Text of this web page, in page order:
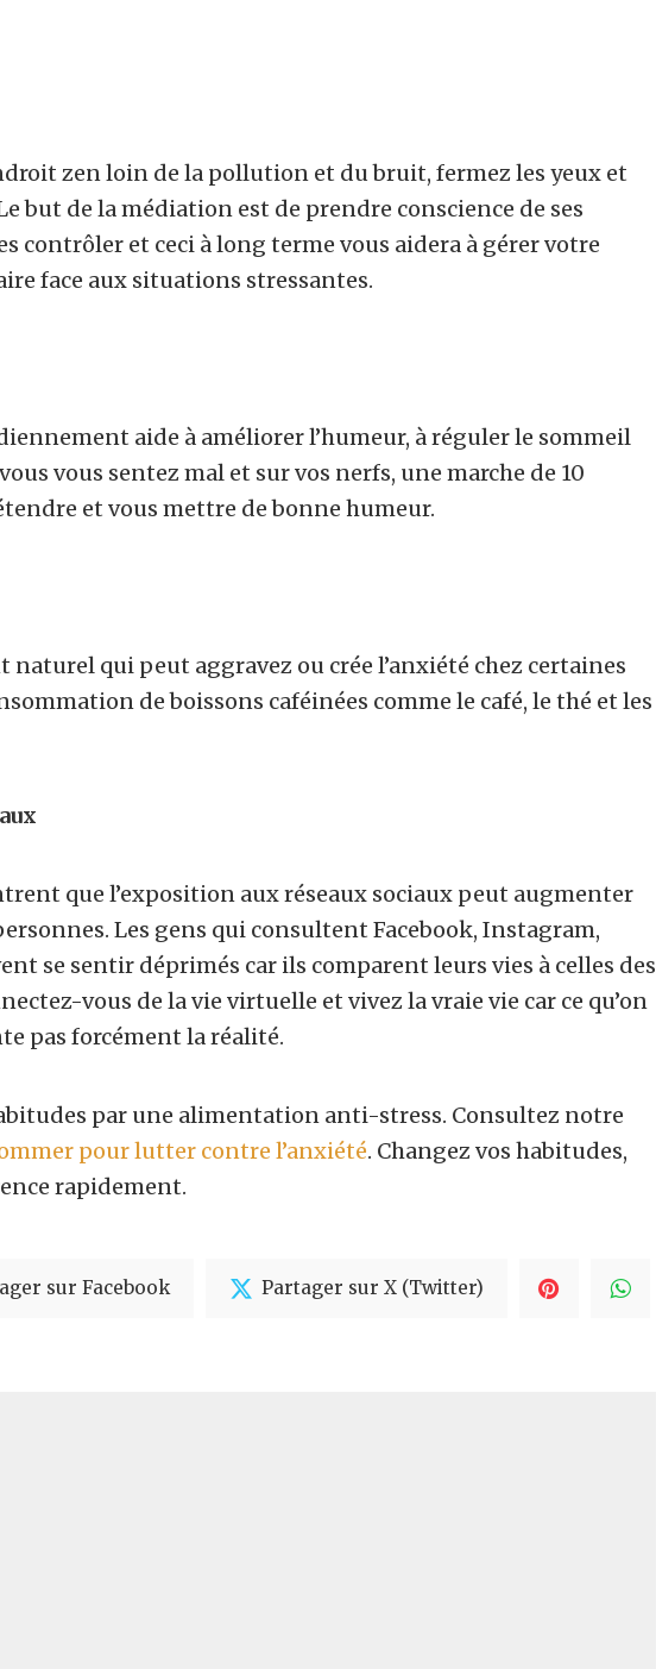
zen loin de la pollution et du bruit, fermez les yeux et
but de la médiation est de prendre conscience de ses
contrôler et ceci à long terme vous aidera à gérer votre
face aux situations stressantes.
aide à améliorer l’humeur, à réguler le sommeil
vous sentez mal et sur vos nerfs, une marche de 10
et vous mettre de bonne humeur.
naturel qui peut aggravez ou crée l’anxiété chez certaines
de boissons caféinées comme le café, le thé et les
que l’exposition aux réseaux sociaux peut augmenter
Les gens qui consultent Facebook, Instagram,
se sentir déprimés car ils comparent leurs vies à celles des
vous de la vie virtuelle et vivez la vraie vie car ce qu’on
pas forcément la réalité.
par une alimentation anti-stress. Consultez notre
pour lutter contre l’anxiété. Changez vos habitudes,
rapidement.
sur Facebook Partager sur X (Twitter)